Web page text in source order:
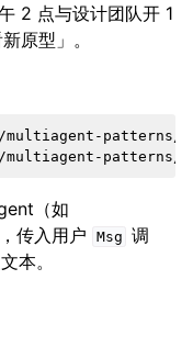
2 点与设计团队开 1
原型」。
multiagent-patterns/
multiagent-patterns/
（如
传入用户 Msg 调
本。